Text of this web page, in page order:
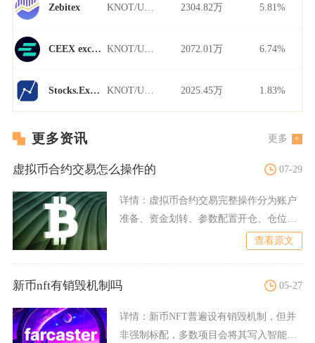
Zebitex 2304.82万 5.81%
CEEX exchange 2072.01万 6.74%
Stocks.Exchange 2025.45万 1.83%
更多资讯 更多
虚拟币合约交易怎么操作的 07-29
详情： 虚拟币合约交易完整操作分为账户
准备、资金划转、参数配置开仓、仓位管
查看原文
新币nft有销毁机制吗 05-27
详情： 新币NFT普遍设有销毁机制，但并
非强制标配，多数项目会将其写入智能合